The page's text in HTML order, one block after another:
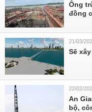
Ông
đồng
21/03/
Sẽ
22/02/
An
bộ,